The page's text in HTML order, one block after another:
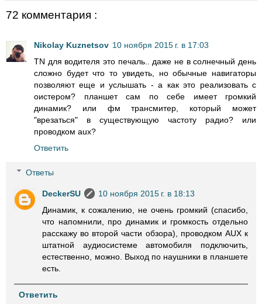
72 комментария :
Nikolay Kuznetsov 10 ноября 2015 г. в 17:03
TN для водителя это печаль.. даже не в солнечный день
сложно будет что то увидеть, но обычные навигаторы
позволяют еще и услышать - а как это реализовать с
оистером? планшет сам по себе имеет громкий
динамик? или фм трансмитер, который может
"врезаться" в существующую частоту радио? или
проводком aux?
Ответить
Ответы
DeckerSU
10 ноября 2015 г. в 18:13
Динамик, к сожалению, не очень громкий (спасибо,
что напомнили, про динамик и громкость отдельно
расскажу во второй части обзора), проводком AUX к
штатной аудиосистеме автомобиля подключить,
естественно, можно. Выход по наушники в планшете
есть.
Ответить